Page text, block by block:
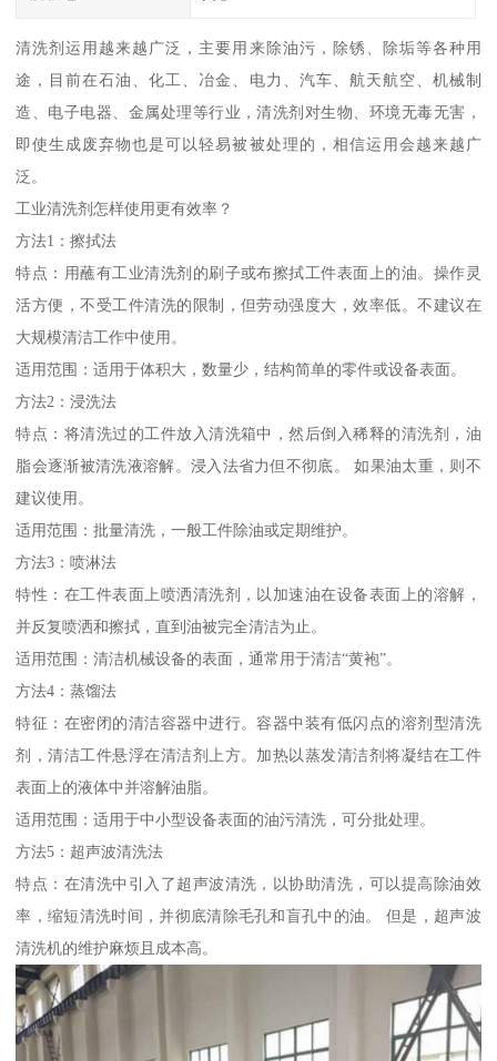
清洗剂运用越来越广泛，主要用来除油污，除锈、除垢等各种用
途，目前在石油、化工、冶金、电力、汽车、航天航空、机械制
造、电子电器、金属处理等行业，清洗剂对生物、环境无毒无害，
即使生成废弃物也是可以轻易被被处理的，相信运用会越来越广
泛。
工业清洗剂怎样使用更有效率？
方法1：擦拭法
特点：用蘸有工业清洗剂的刷子或布擦拭工件表面上的油。操作灵
活方便，不受工件清洗的限制，但劳动强度大，效率低。不建议在
大规模清洁工作中使用。
适用范围：适用于体积大，数量少，结构简单的零件或设备表面。
方法2：浸洗法
特点：将清洗过的工件放入清洗箱中，然后倒入稀释的清洗剂，油
脂会逐渐被清洗液溶解。浸入法省力但不彻底。 如果油太重，则不
建议使用。
适用范围：批量清洗，一般工件除油或定期维护。
方法3：喷淋法
特性：在工件表面上喷洒清洗剂，以加速油在设备表面上的溶解，
并反复喷洒和擦拭，直到油被完全清洁为止。
适用范围：清洁机械设备的表面，通常用于清洁“黄袍”。
方法4：蒸馏法
特征：在密闭的清洁容器中进行。容器中装有低闪点的溶剂型清洗
剂，清洁工件悬浮在清洁剂上方。加热以蒸发清洁剂将凝结在工件
表面上的液体中并溶解油脂。
适用范围：适用于中小型设备表面的油污清洗，可分批处理。
方法5：超声波清洗法
特点：在清洗中引入了超声波清洗，以协助清洗，可以提高除油效
率，缩短清洗时间，并彻底清除毛孔和盲孔中的油。 但是，超声波
清洗机的维护麻烦且成本高。